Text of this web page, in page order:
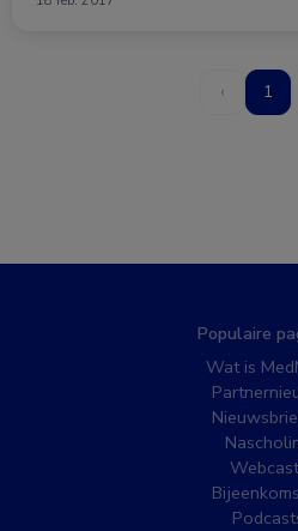
‹ 1
Populaire
Wat is